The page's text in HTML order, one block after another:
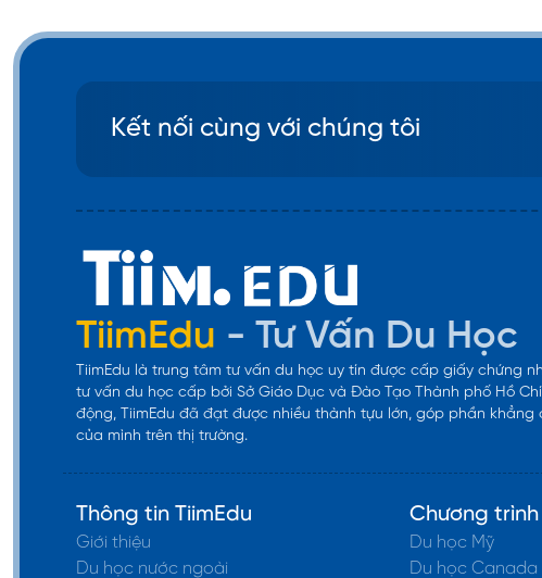
Kết nối cùng với chúng tôi
TiimEdu - Tư Vấn Du Học
TiimEdu là trung tâm tư vấn du học uy tín được cấp giấy chứng
tư vấn du học cấp bởi Sở Giáo Dục và Đào Tạo Thành phố Hồ
động, TiimEdu đã đạt được nhiều thành tựu lớn, góp phần khẳng
của mình trên thị trường.
Thông tin TiimEdu
Giới thiệu
Du học nước ngoài
Chương
Du học Mỹ
Du học Canada